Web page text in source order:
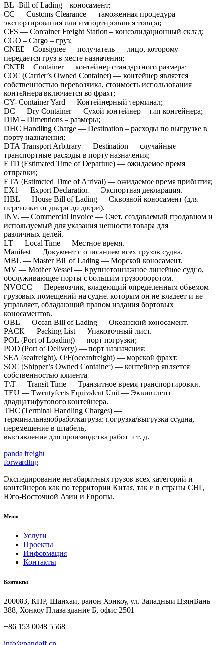
BL -Bill of Lading – коносамент;
CC — Customs Clearance — таможенная процедура
экспортирования или импортирования товара;
CFS — Container Freight Station – консолидационный склад;
CGO – Cargo – груз;
CNEE – Consignee — получатель — лицо, которому
передается груз в месте назначения;
CNTR – Container — контейнер стандартного размера;
COC (Сarrier’s Оwned Container) — контейнер является
собственностью перевозчика, стоимость использования
контейнера включается во фрахт;
CY- Container Yard — Контейнерный терминал;
DC — Dry Container — Сухой контейнер – тип контейнера;
DIM – Dimentions – размеры;
DHC Handling Charge — Destination – расходы по выгрузке в
порту назначения;
DTA Transport Arbitrary — Destination — случайные
транспортные расходы в порту назначения;
ETD (Estimated Time of Departure) — ожидаемое время
отправки;
ETA (Estimeted Time of Arrival) — ожидаемое время прибытия;
EX1 — Export Declaration — Экспортная декларация.
HBL — House Bill of Lading — Сквозной коносамент (для
перевозки от двери до двери).
INV. — Commercial Invoice — Счет, создаваемый продавцом и
используемый для указания ценности товара для
различных целей.
LT — Local Time — Местное время.
Manifest — Документ с описанием всех грузов судна.
MBL — Master Bill of Lading — Морской коносамент.
MV — Mother Vessel — Крупнотоннажное линейное судно,
обслуживающее порты с большим грузооборотом.
NVOCC — Перевозчик, владеющий определенным объемом
грузовых помещений на судне, которым он не владеет и не
управляет, обладающий правом издания бортовых
коносаментов.
OBL — Ocean Bill of Lading — Океанский коносамент.
PACK — Packing List — Упаковочный лист.
POL (Port of Loading) — порт погрузки;
POD (Port of Delivery) — порт назначения;
SEA (seafreight), O/F(oceanfreight) — морской фрахт;
SOC (Shipper’s Owned Container) — контейнер является
собственностью клиента;
T\T — Transit Time — Транзитное время транспортировки.
TEU — Twentyfeets Equivslent Unit — Эквивалент
двадцатифутового контейнера.
THC (Terminal Handling Charges) —
терминальнаяобработкагруза: погрузка/выгрузка ссудна,
перемещение в штабель,
выставление для производства работ и т. д.
panda freight
forwarding
Экспедирование негабаритных грузов всех категорий и
контейнеров как по территории Китая, так и в страны СНГ,
Юго-Восточной Азии и Европы.
Меню
Услуги
Проекты
Информация
Контакты
Контакты
200083, КНР, Шанхай, район Хонкоу, ул. Западный ЦзянВань
388, Хонкоу Плаза здание Б, офис 2501
+86 153 0048 5568
info@pandaff.cn